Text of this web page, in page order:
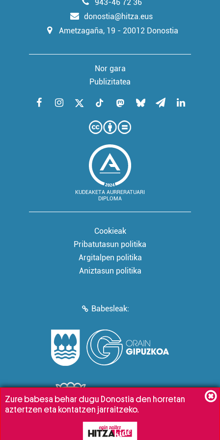
943-46 72 36
donostia@hitza.eus
Ametzagaña, 19 - 20012 Donostia
Nor gara
Publizitatea
KUDEAKETA AURRERATUARI
DIPLOMA
Cookieak
Pribatutasun politika
Argitalpen politika
Aniztasun politika
Babesleak:
Zure babesa behar dugu Donostia den horretan
aztertzen eta kontatzen jarraitzeko.